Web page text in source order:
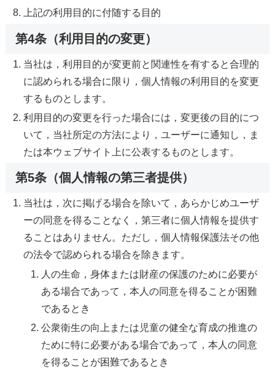
上記の利用目的に付随する目的
第4条（利用目的の変更）
当社は，利用目的が変更前と関連性を有すると合理的
に認められる場合に限り，個人情報の利用目的を変更
するものとします。
利用目的の変更を行った場合には，変更後の目的につ
いて，当社所定の方法により，ユーザーに通知し，ま
たは本ウェブサイト上に公表するものとします。
第5条（個人情報の第三者提供）
当社は，次に掲げる場合を除いて，あらかじめユーザ
ーの同意を得ることなく，第三者に個人情報を提供す
ることはありません。ただし，個人情報保護法その他
の法令で認められる場合を除きます。
人の生命，身体または財産の保護のために必要が
ある場合であって，本人の同意を得ることが困難
であるとき
公衆衛生の向上または児童の健全な育成の推進の
ために特に必要がある場合であって，本人の同意
を得ることが困難であるとき